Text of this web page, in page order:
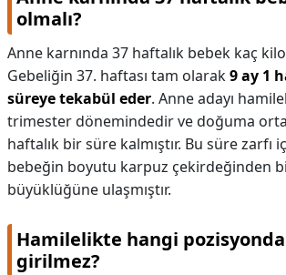
olmalı?
Anne karnında 37 haftalık bebek kaç kilo
Gebeliğin 37. haftası tam olarak9 ay 1
süreye tekabül eder. Anne adayı
trimester dönemindedir ve doğuma
haftalık bir süre kalmıştır. Bu süre zarfı
bebeğin boyutu karpuz çekirdeğinden
büyüklüğüne ulaşmıştır.
Hamilelikte hangi
girilmez?